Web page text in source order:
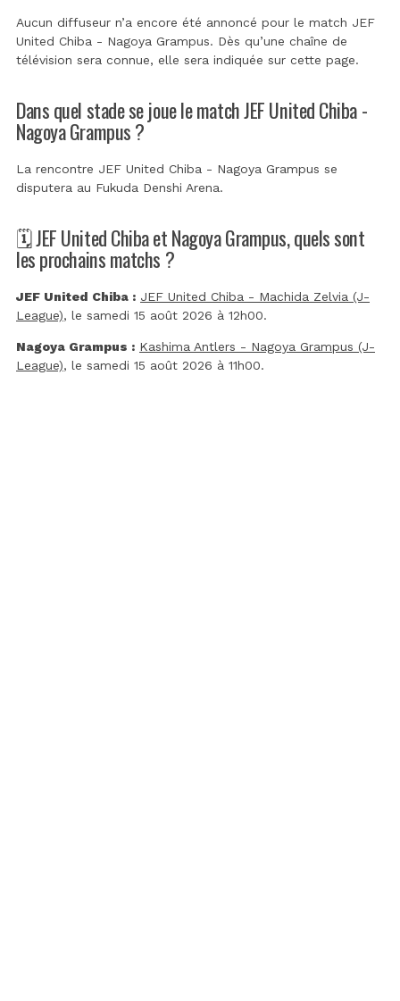
Aucun diffuseur n’a encore été annoncé pour le match JEF
United Chiba - Nagoya Grampus. Dès qu’une chaîne de
télévision sera connue, elle sera indiquée sur cette page.
Dans quel stade se joue le match JEF United Chiba -
Nagoya Grampus ?
La rencontre JEF United Chiba - Nagoya Grampus se
disputera au Fukuda Denshi Arena.
🗓️ JEF United Chiba et Nagoya Grampus, quels sont
les prochains matchs ?
JEF United Chiba : JEF United Chiba - Machida Zelvia (J-
League), le samedi 15 août 2026 à 12h00.
Nagoya Grampus : Kashima Antlers - Nagoya Grampus (J-
League), le samedi 15 août 2026 à 11h00.